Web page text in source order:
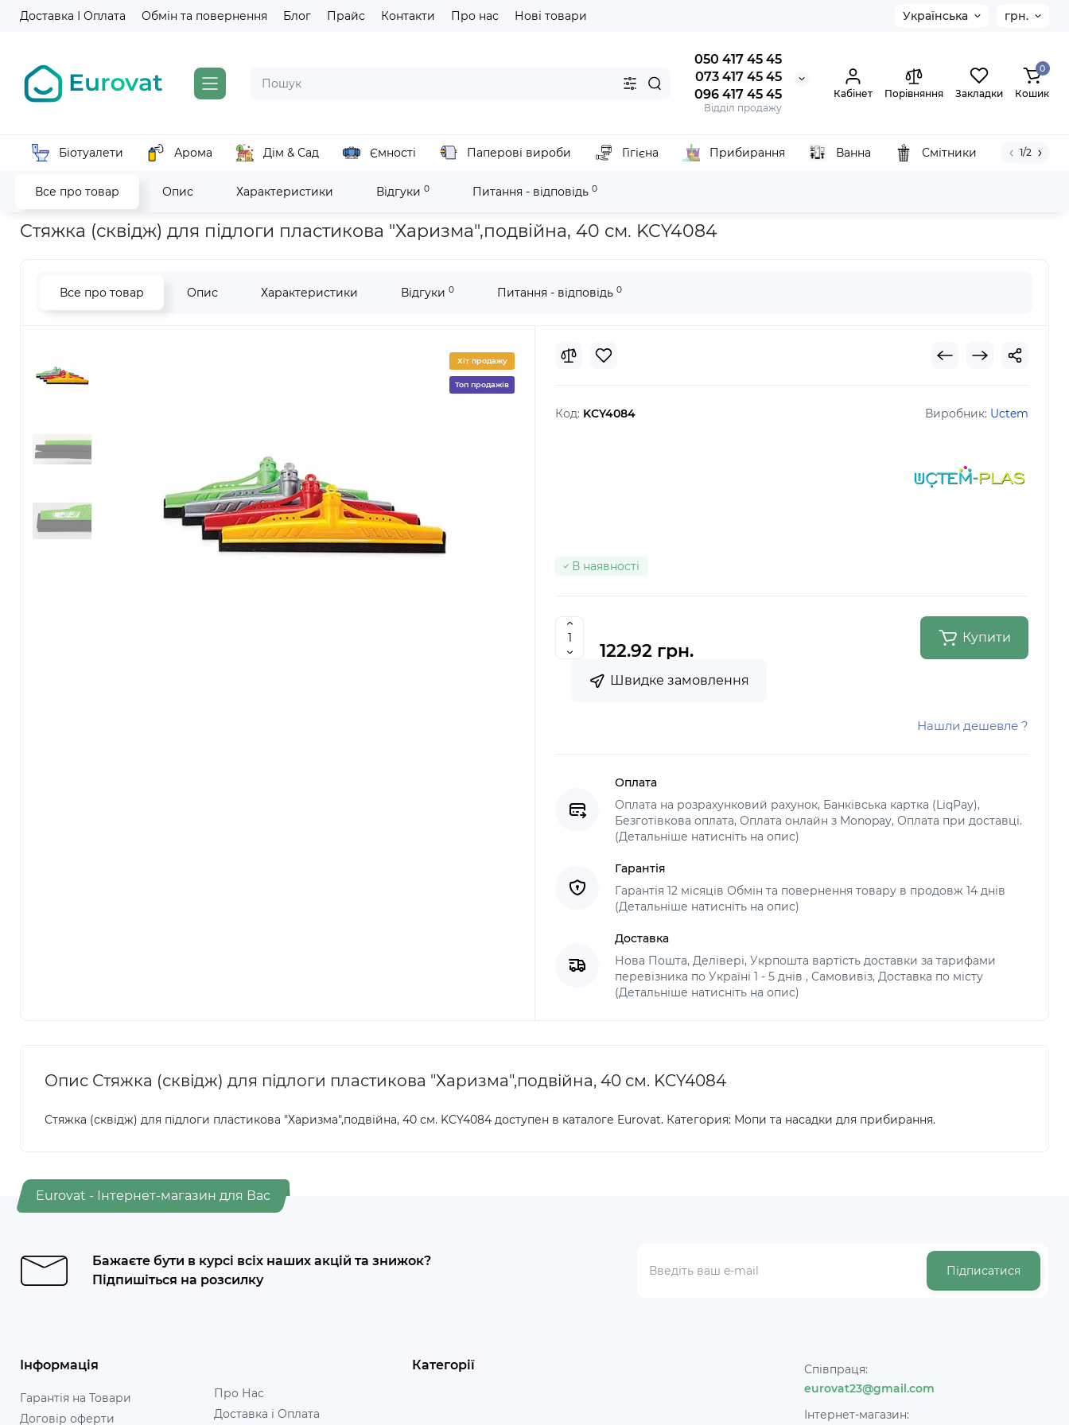
Доставка І Оплата Обмін та повернення Блог Прайс Контакти Про нас Нові товари Українська грн.
050 417 45 45
073 417 45 45
096 417 45 45
Відділ продажу
Кабінет Порівняння Закладки
0
Кошик
Біотуалети Арома Дім & Сад Ємності Паперові вироби Гігієна Прибирання Ванна Смітники 1/2
Все про товар Опис Характеристики Відгуки 0 Питання - відповідь 0
Головна Прибиральний інвентар Мопи та насадки для прибирання Стяжка (сквідж) для підлоги пластикова "Харизма",подвійна, 40 см. KCY4084
Стяжка (сквідж) для підлоги пластикова "Харизма",подвійна, 40 см. KCY4084
Все про товар Опис Характеристики Відгуки 0 Питання - відповідь 0
Хіт продажу
Топ продажів
Код: KCY4084 Виробник: Uctem
В наявності
122.92 грн.
Купити
Швидке замовлення
Нашли дешевле ?
Оплата
Оплата на розрахунковий рахунок, Банківська картка (LiqPay),
Безготівкова оплата, Оплата онлайн з Monopay, Оплата при доставці.
(Детальніше натисніть на опис)
Гарантія
Гарантія 12 місяців Обмін та повернення товару в продовж 14 днів
(Детальніше натисніть на опис)
Доставка
Нова Пошта, Делівері, Укрпошта вартість доставки за тарифами
перевізника по Україні 1 - 5 днів , Самовивіз, Доставка по місту
(Детальніше натисніть на опис)
Опис Стяжка (сквідж) для підлоги пластикова "Харизма",подвійна, 40 см. KCY4084
Стяжка (сквідж) для підлоги пластикова "Харизма",подвійна, 40 см. KCY4084 доступен в каталоге Eurovat. Категория: Мопи та насадки для прибирання.
Eurovat - Інтернет-магазин для Вас
Бажаєте бути в курсі всіх наших акцій та знижок?
Підпишіться на розсилку
Підписатися
Інформація
Гарантія на Товари
Договір оферти
Про Нас
Доставка і Оплата
Категорії
Співпраця:
eurovat23@gmail.com
Інтернет-магазин: